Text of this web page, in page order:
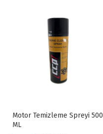
Motor Temizleme Spreyi 500
ML